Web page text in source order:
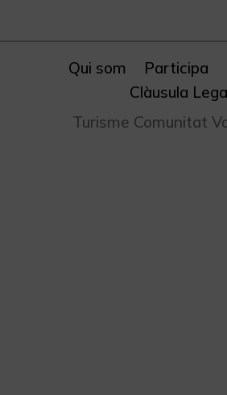
Qui som Participa
Clàusula
Turisme Comunitat